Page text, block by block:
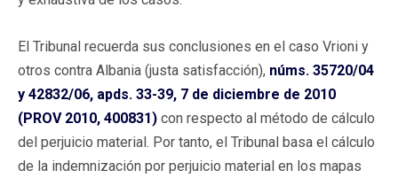
El Tribunal recuerda sus conclusiones en el caso Vrioni y
otros contra Albania (justa satisfacción), núms. 35720/04
y 42832/06, apds. 33-39, 7 de diciembre de 2010
(PROV 2010, 400831) con respecto al método de cálculo
del perjuicio material. Por tanto, el Tribunal basa el cálculo
de la indemnización por perjuicio material en los mapas